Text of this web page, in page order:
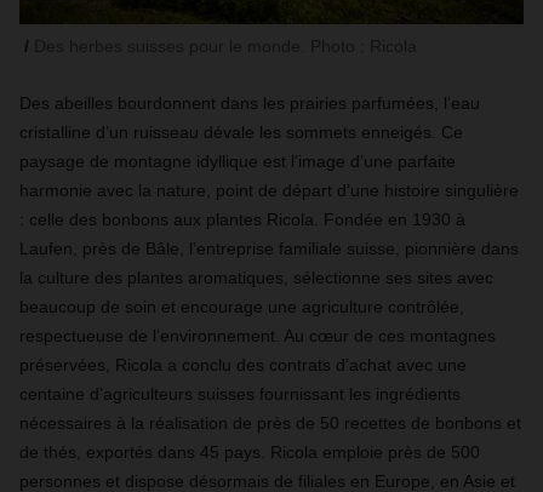
Des abeilles bourdonnent dans les prairies parfumées, l’eau
cristalline d’un ruisseau dévale les sommets enneigés. Ce
paysage de montagne idyllique est l’image d’une parfaite
harmonie avec la nature, point de départ d’une histoire singulière
: celle des bonbons aux plantes Ricola. Fondée en 1930 à
Laufen, près de Bâle, l’entreprise familiale suisse, pionnière dans
la culture des plantes aromatiques, sélectionne ses sites avec
beaucoup de soin et encourage une agriculture contrôlée,
respectueuse de l’environnement. Au cœur de ces montagnes
préservées, Ricola a conclu des contrats d’achat avec une
centaine d’agriculteurs suisses fournissant les ingrédients
nécessaires à la réalisation de près de 50 recettes de bonbons et
de thés, exportés dans 45 pays. Ricola emploie près de 500
personnes et dispose désormais de filiales en Europe, en Asie et